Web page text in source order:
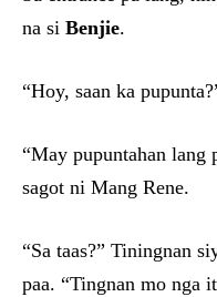
na si Benjie.
“Hoy, saan ka
“May pupuntahan lang
sagot ni Mang Rene.
“Sa taas?” Tiningnan
paa. “Tingnan mo nga